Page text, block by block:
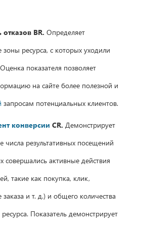
отказов BR. Определяет
ресурса, с которых уходили
показателя позволяет
на сайте более полезной и
запросам потенциальных клиентов.
конверсии CR. Демонстрирует
числа результативных посещений
совершались активные действия
такие как покупка, клик,
и т. д.) и общего количества
ресурса. Показатель демонстрирует